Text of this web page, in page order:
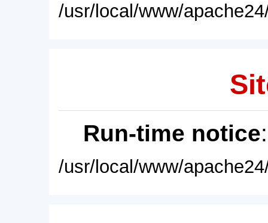
/usr/local/www/
Run-time notice
/usr/local/www/